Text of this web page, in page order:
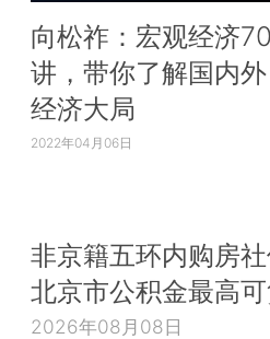
向松祚：宏观经济70
讲，带你了解国内外
经济大局
2022年04月06日
非京籍五环内购房
北京市公积金最高
2026年08月08日